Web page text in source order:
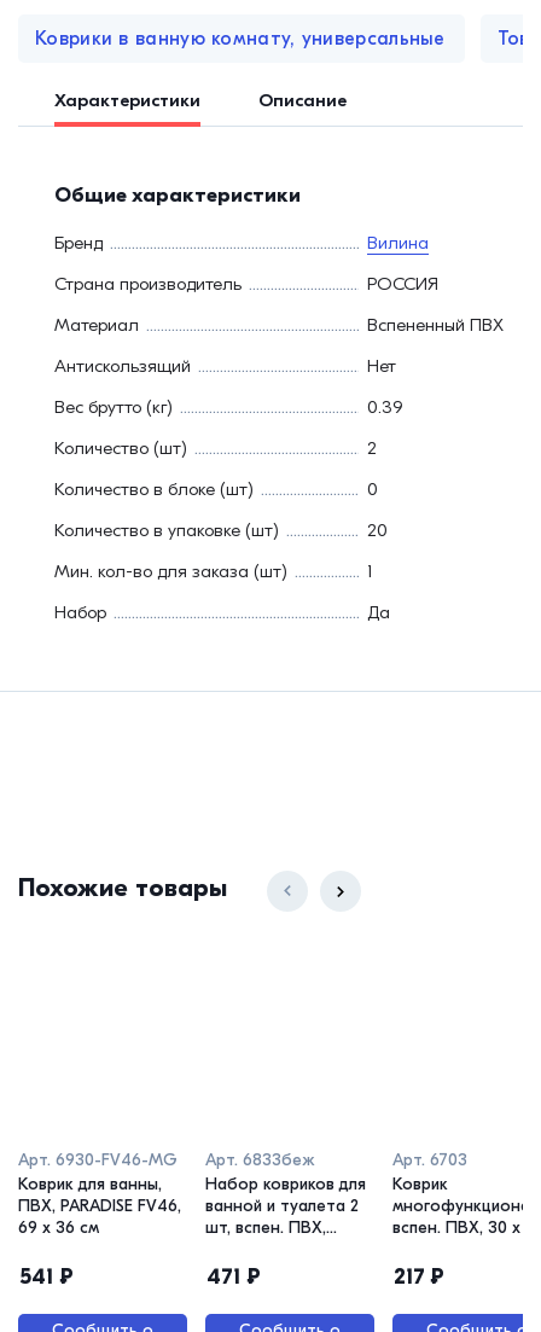
Коврики в ванную комнату, универсальные
Характеристики Описание
Общие характеристики
Бренд
Вилина
Страна производитель
РОССИЯ
Материал
Вспененный ПВХ
Антискользящий
Нет
Вес брутто (кг)
0.39
Количество (шт)
2
Количество в блоке (шт)
0
Количество в упаковке (шт)
20
Мин. кол-во для заказа (шт)
1
Набор
Да
Похожие товары
Арт. 6930-FV46-MG
Коврик для ванны,
ПВХ, PARADISE FV46,
69 х 36 см
541 ₽
Арт. 6833беж
Набор ковриков для
ванной и туалета 2
шт, вспен. ПВХ,
50 х 85 см
471 ₽
Арт. 6703
Коврик
вспен. ПВХ, 30 х
217 ₽